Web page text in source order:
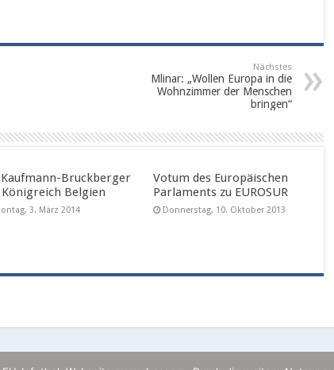
Nächstes
Mlinar: „Wollen Europa in die
Wohnzimmer der Menschen
bringen“
Kaufmann-Bruckberger
Belgien
3. März 2014
Votum des Europäischen
Parlaments zu EUROSUR
Donnerstag, 10. Oktober 2013